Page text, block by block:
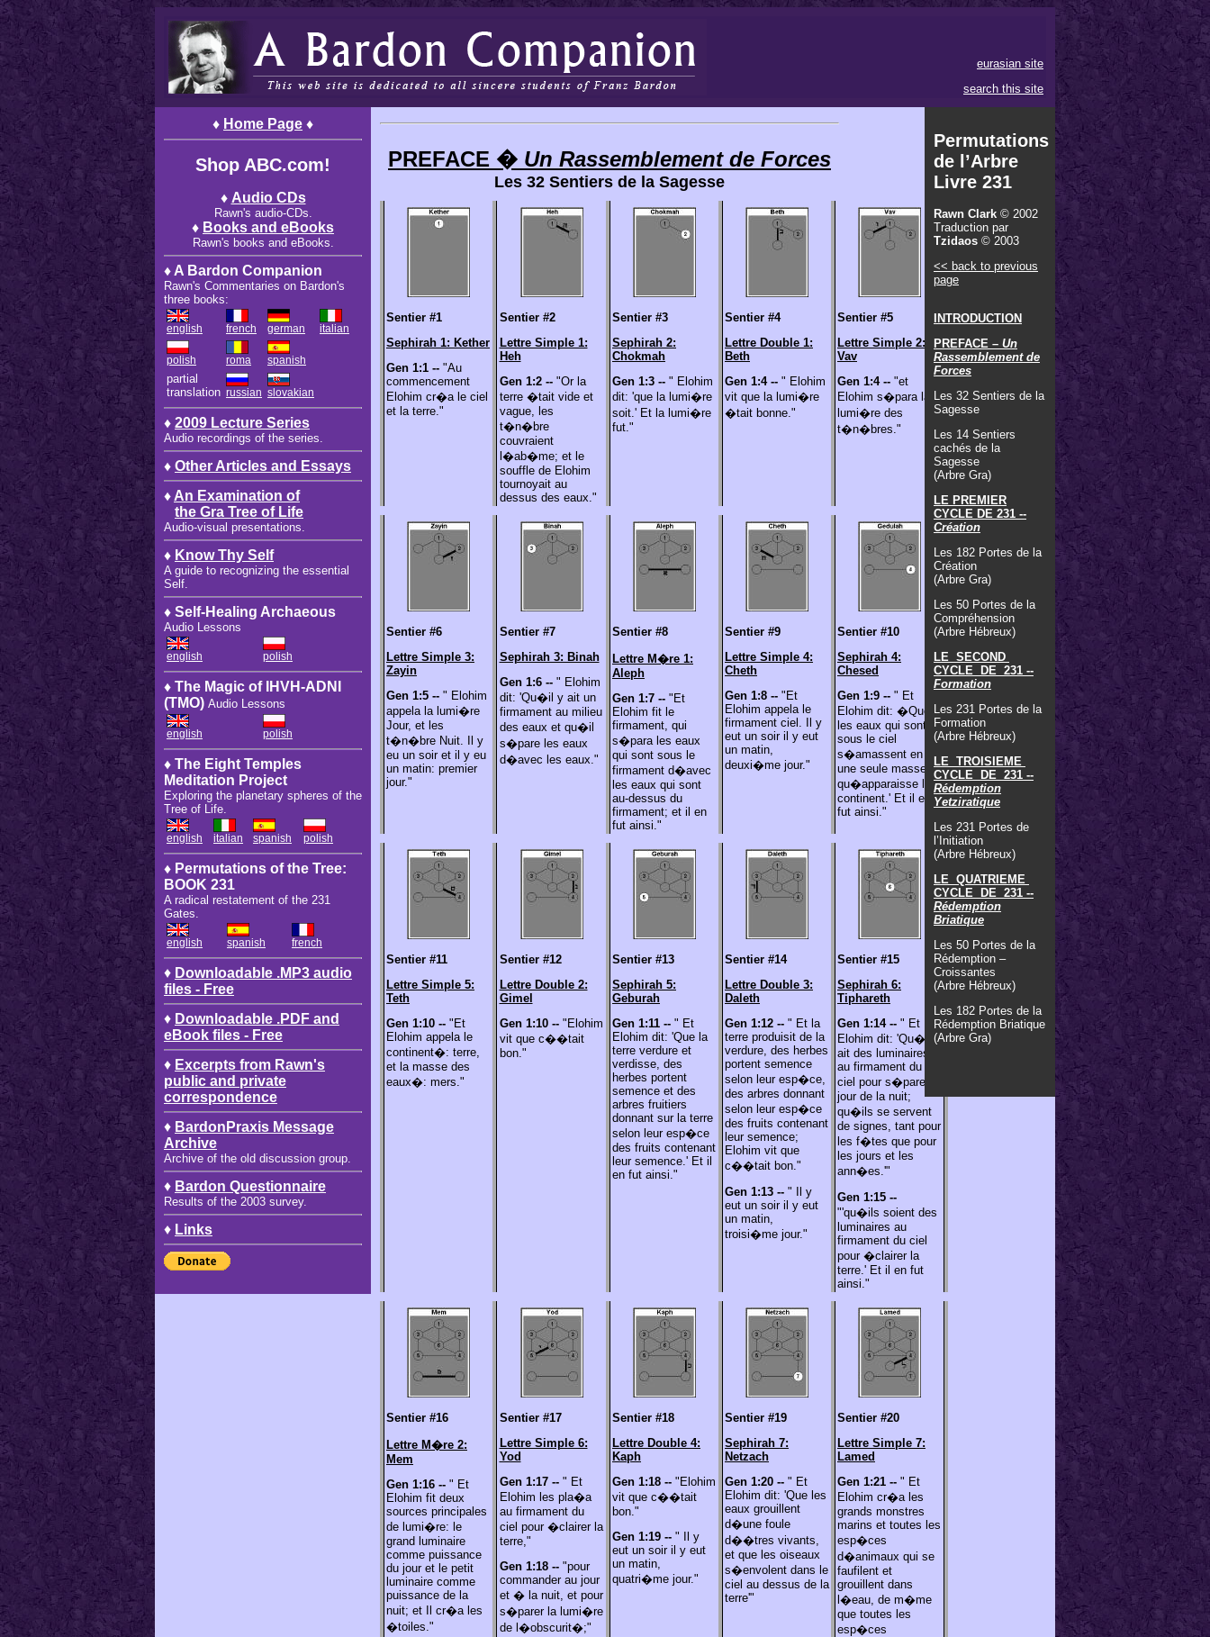
eurasian site
search this site
♦ Home Page ♦
Shop ABC.com!
♦ Audio CDs
Rawn's audio-CDs.
♦ Books and eBooks
Rawn's books and eBooks.
♦ A Bardon Companion
Rawn's Commentaries on Bardon's
three books:
english french german italian
polish roma spanish
partial
translation russian slovakian
♦ 2009 Lecture Series
Audio recordings of the series.
♦ Other Articles and Essays
♦ An Examination of
the Gra Tree of Life
Audio-visual presentations.
♦ Know Thy Self
A guide to recognizing the essential
Self.
♦ Self-Healing Archaeous
Audio Lessons
english polish
♦ The Magic of IHVH-ADNI
(TMO) Audio Lessons
english polish
♦ The Eight Temples
Meditation Project
Exploring the planetary spheres of the
Tree of Life.
english italian spanish polish
♦ Permutations of the Tree:
BOOK 231
A radical restatement of the 231
Gates.
english spanish french
♦ Downloadable .MP3 audio
files - Free
♦ Downloadable .PDF and
eBook files - Free
♦ Excerpts from Rawn's
public and private
correspondence
♦ BardonPraxis Message
Archive
Archive of the old discussion group.
♦ Bardon Questionnaire
Results of the 2003 survey.
♦ Links
PREFACE � Un Rassemblement de Forces
Les 32 Sentiers de la Sagesse
Sentier #1
Sephirah 1: Kether
Gen 1:1 -- "Au
commencement
Elohim cr�a le ciel
et la terre."
Sentier #2
Lettre Simple 1:
Heh
Gen 1:2 -- "Or la
terre �tait vide et
vague, les
t�n�bre
couvraient
l�ab�me; et le
souffle de Elohim
tournoyait au
dessus des eaux."
Sentier #3
Sephirah 2:
Chokmah
Gen 1:3 -- " Elohim
dit: 'que la lumi�re
soit.' Et la lumi�re
fut."
Sentier #4
Lettre Double 1:
Beth
Gen 1:4 -- " Elohim
vit que la lumi�re
�tait bonne."
Sentier #5
Lettre Simple 2:
Vav
Gen 1:4 -- "et
Elohim s�para la
lumi�re des
t�n�bres."
Sentier #6
Lettre Simple 3:
Zayin
Gen 1:5 -- " Elohim
appela la lumi�re
Jour, et les
t�n�bre Nuit. Il y
eu un soir et il y eu
un matin: premier
jour."
Sentier #7
Sephirah 3: Binah
Gen 1:6 -- " Elohim
dit: 'Qu�il y ait un
firmament au milieu
des eaux et qu�il
s�pare les eaux
d�avec les eaux."
Sentier #8
Lettre M�re 1:
Aleph
Gen 1:7 -- "Et
Elohim fit le
firmament, qui
s�para les eaux
qui sont sous le
firmament d�avec
les eaux qui sont
au-dessus du
firmament; et il en
fut ainsi."
Sentier #9
Lettre Simple 4:
Cheth
Gen 1:8 -- "Et
Elohim appela le
firmament ciel. Il y
eut un soir il y eut
un matin,
deuxi�me jour."
Sentier #10
Sephirah 4:
Chesed
Gen 1:9 -- " Et
Elohim dit: �Que
les eaux qui sont
sous le ciel
s�amassent en
une seule masse et
qu�apparaisse le
continent.' Et il en
fut ainsi."
Sentier #11
Lettre Simple 5:
Teth
Gen 1:10 -- "Et
Elohim appela le
continent�: terre,
et la masse des
eaux�: mers."
Sentier #12
Lettre Double 2:
Gimel
Gen 1:10 -- "Elohim
vit que c��tait
bon."
Sentier #13
Sephirah 5:
Geburah
Gen 1:11 -- " Et
Elohim dit: 'Que la
terre verdure et
verdisse, des
herbes portent
semence et des
arbres fruitiers
donnant sur la terre
selon leur esp�ce
des fruits contenant
leur semence.' Et il
en fut ainsi."
Sentier #14
Lettre Double 3:
Daleth
Gen 1:12 -- " Et la
terre produisit de la
verdure, des herbes
portent semence
selon leur esp�ce,
des arbres donnant
selon leur esp�ce
des fruits contenant
leur semence;
Elohim vit que
c��tait bon."
Gen 1:13 -- " Il y
eut un soir il y eut
un matin,
troisi�me jour."
Sentier #15
Sephirah 6:
Tiphareth
Gen 1:14 -- " Et
Elohim dit: 'Qu�il y
ait des luminaires
au firmament du
ciel pour s�parer le
jour de la nuit;
qu�ils se servent
de signes, tant pour
les f�tes que pour
les jours et les
ann�es.'"
Gen 1:15 --
"'qu�ils soient des
luminaires au
firmament du ciel
pour �clairer la
terre.' Et il en fut
ainsi."
Sentier #16
Lettre M�re 2:
Mem
Gen 1:16 -- " Et
Elohim fit deux
sources principales
de lumi�re: le
grand luminaire
comme puissance
du jour et le petit
luminaire comme
puissance de la
nuit; et Il cr�a les
�toiles."
Sentier #17
Lettre Simple 6:
Yod
Gen 1:17 -- " Et
Elohim les pla�a
au firmament du
ciel pour �clairer la
terre,"
Gen 1:18 -- "pour
commander au jour
et � la nuit, et pour
s�parer la lumi�re
de l�obscurit�;"
Sentier #18
Lettre Double 4:
Kaph
Gen 1:18 -- "Elohim
vit que c��tait
bon."
Gen 1:19 -- " Il y
eut un soir il y eut
un matin,
quatri�me jour."
Sentier #19
Sephirah 7:
Netzach
Gen 1:20 -- " Et
Elohim dit: 'Que les
eaux grouillent
d�une foule
d��tres vivants,
et que les oiseaux
s�envolent dans le
ciel au dessus de la
terre'"
Sentier #20
Lettre Simple 7:
Lamed
Gen 1:21 -- " Et
Elohim cr�a les
grands monstres
marins et toutes les
esp�ces
d�animaux qui se
faufilent et
grouillent dans
l�eau, de m�me
que toutes les
esp�ces
Permutations
de l’Arbre
Livre 231
Rawn Clark © 2002
Traduction par
Tzidaos © 2003
<< back to previous
page
INTRODUCTION
PREFACE – Un
Rassemblement de
Forces
Les 32 Sentiers de la
Sagesse
Les 14 Sentiers
cachés de la
Sagesse
(Arbre Gra)
LE PREMIER
CYCLE DE 231 --
Création
Les 182 Portes de la
Création
(Arbre Gra)
Les 50 Portes de la
Compréhension
(Arbre Hébreux)
LE SECOND
CYCLE DE 231 --
Formation
Les 231 Portes de la
Formation
(Arbre Hébreux)
LE TROISIEME
CYCLE DE 231 --
Rédemption
Yetziratique
Les 231 Portes de
l’Initiation
(Arbre Hébreux)
LE QUATRIEME
CYCLE DE 231 --
Rédemption
Briatique
Les 50 Portes de la
Rédemption –
Croissantes
(Arbre Hébreux)
Les 182 Portes de la
Rédemption Briatique
(Arbre Gra)